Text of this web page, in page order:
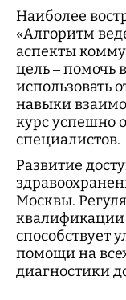
Наиболее
«Алгоритм
аспекты
цель – помочь
использовать
навыки
курс успешно
специалистов.
Развитие
Москвы.
способствует
помощи на
диагностики